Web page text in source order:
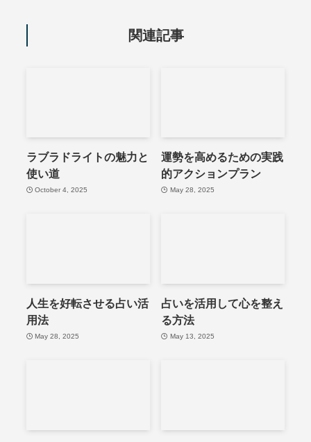
関連記事
ラブラドライトの魅力と
使い道
October 4, 2025
運勢を高めるための実践
的アクションプラン
May 28, 2025
人生を好転させる占い活
用法
May 28, 2025
占いを活用して心を整え
る方法
May 13, 2025